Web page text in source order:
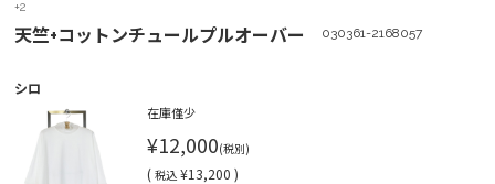
+2
天竺+コットンチュールプルオーバー 030361-2168057
シロ
在庫僅少
¥12,000(税別)
( 税込 ¥13,200 )